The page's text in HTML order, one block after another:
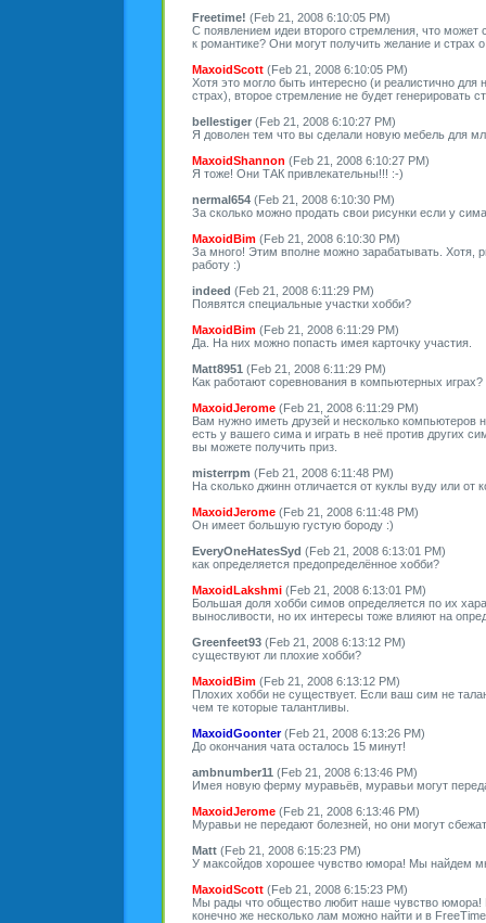
Freetime! (Feb 21, 2008 6:10:05 PM)
С появлением идеи второго стремления, что может
к романтике? Они могут получить желание и страх
MaxoidScott (Feb 21, 2008 6:10:05 PM)
Хотя это могло быть интересно (и реалистично
страх), второе стремление не будет генерировать
bellestiger (Feb 21, 2008 6:10:27 PM)
Я доволен тем что вы сделали новую мебель для
MaxoidShannon (Feb 21, 2008 6:10:27 PM)
Я тоже! Они ТАК привлекательны!!! :-)
nermal654 (Feb 21, 2008 6:10:30 PM)
За сколько можно продать свои рисунки если у
MaxoidBim (Feb 21, 2008 6:10:30 PM)
За много! Этим вполне можно зарабатывать. Хотя,
работу :)
indeed (Feb 21, 2008 6:11:29 PM)
Появятся специальные участки хобби?
MaxoidBim (Feb 21, 2008 6:11:29 PM)
Да. На них можно попасть имея карточку участия.
Matt8951 (Feb 21, 2008 6:11:29 PM)
Как работают соревнования в компьютерных играх?
MaxoidJerome (Feb 21, 2008 6:11:29 PM)
Вам нужно иметь друзей и несколько
есть у вашего сима и играть в неё против других
вы можете получить приз.
misterrpm (Feb 21, 2008 6:11:48 PM)
На сколько джинн отличается от куклы вуду или от
MaxoidJerome (Feb 21, 2008 6:11:48 PM)
Он имеет большую густую бороду :)
EveryOneHatesSyd (Feb 21, 2008 6:13:01 PM)
как определяется предопределённое хобби?
MaxoidLakshmi (Feb 21, 2008 6:13:01 PM)
Большая доля хобби симов определяется по их
выносливости, но их интересы тоже влияют на
Greenfeet93 (Feb 21, 2008 6:13:12 PM)
существуют ли плохие хобби?
MaxoidBim (Feb 21, 2008 6:13:12 PM)
Плохих хобби не существует. Если ваш сим не
чем те которые талантливы.
MaxoidGoonter(Feb 21, 2008 6:13:26 PM)
До окончания чата осталось 15 минут!
ambnumber11 (Feb 21, 2008 6:13:46 PM)
Имея новую ферму муравьёв, муравьи могут
MaxoidJerome (Feb 21, 2008 6:13:46 PM)
Муравьи не передают болезней, но они могут
Matt (Feb 21, 2008 6:15:23 PM)
У максойдов хорошее чувство юмора! Мы найдем
MaxoidScott (Feb 21, 2008 6:15:23 PM)
Мы рады что общество любит наше чувство юмора!
конечно же несколько лам можно найти и в